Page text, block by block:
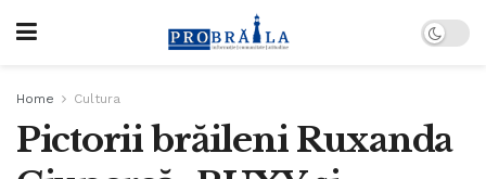
Home Cultura
Pictorii brăileni Ruxanda